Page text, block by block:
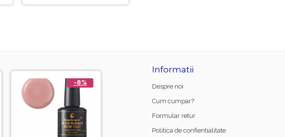
-8%
Informatii
Despre noi
Cum cumpar?
Formular retur
Politica de confientialitate